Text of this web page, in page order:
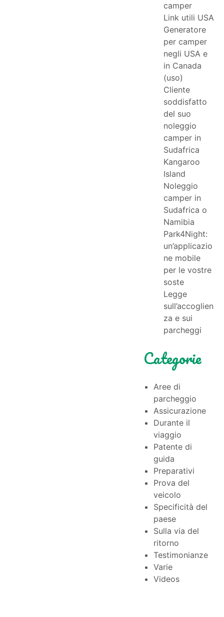
camper
Link utili USA
Generatore
per camper
negli USA e
in Canada
(uso)
Cliente
soddisfatto
del suo
noleggio
camper in
Sudafrica
Kangaroo
Island
Noleggio
camper in
Sudafrica o
Namibia
Park4Night:
un’applicazio
ne mobile
per le vostre
soste
Legge
sull’accoglien
za e sui
parcheggi
Categorie
Aree di
parcheggio
Assicurazione
Durante il
viaggio
Patente di
guida
Preparativi
Prova del
veicolo
Specificità del
paese
Sulla via del
ritorno
Testimonianze
Varie
Videos